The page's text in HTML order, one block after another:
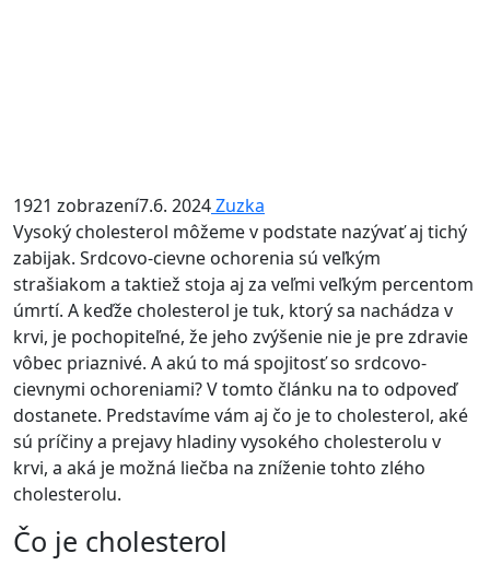
1921 zobrazení7.6. 2024Zuzka
Vysoký cholesterol môžeme v podstate nazývať aj tichý
zabijak. Srdcovo-cievne ochorenia sú veľkým
strašiakom a taktiež stoja aj za veľmi veľkým percentom
úmrtí. A keďže cholesterol je tuk, ktorý sa nachádza v
krvi, je pochopiteľné, že jeho zvýšenie nie je pre zdravie
vôbec priaznivé. A akú to má spojitosť so srdcovo-
cievnymi ochoreniami? V tomto článku na to odpoveď
dostanete. Predstavíme vám aj čo je to cholesterol, aké
sú príčiny a prejavy hladiny vysokého cholesterolu v
krvi, a aká je možná liečba na zníženie tohto zlého
cholesterolu.
Čo je cholesterol